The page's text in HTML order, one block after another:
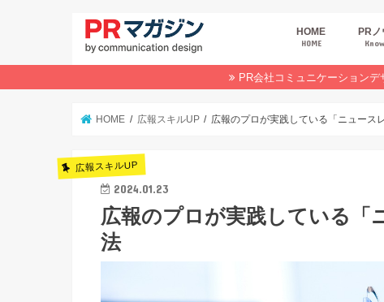
HOME
HOME
PRノ
広報
商品
デジ
PRト
イベ
業界コ
オン
PR会社コミュニケーション
HOME 広報スキルUP 広報のプロが実践している「ニュース
広報スキルUP
2024.01.23
広報のプロが実践している「
法